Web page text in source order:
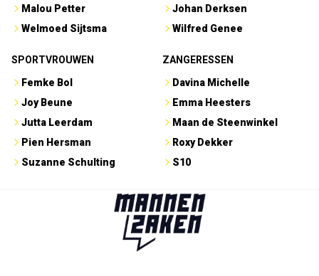
Malou Petter
Welmoed Sijtsma
Johan Derksen
Wilfred Genee
SPORTVROUWEN
Femke Bol
Joy Beune
Jutta Leerdam
Pien Hersman
Suzanne Schulting
ZANGERESSEN
Davina Michelle
Emma Heesters
Maan de Steenwinkel
Roxy Dekker
S10